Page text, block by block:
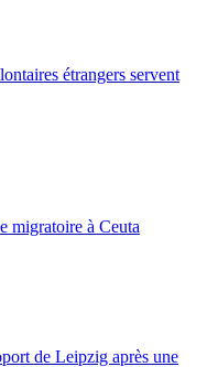
étrangers servent
migratoire à Ceuta
de Leipzig après une